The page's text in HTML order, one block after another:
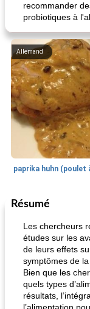
recommander
probiotiques à
Allemand
Petit déjeuner et brunch
Résumé
Les chercheurs
études sur les
de leurs effets
symptômes de
Bien que les
quels types
résultats,